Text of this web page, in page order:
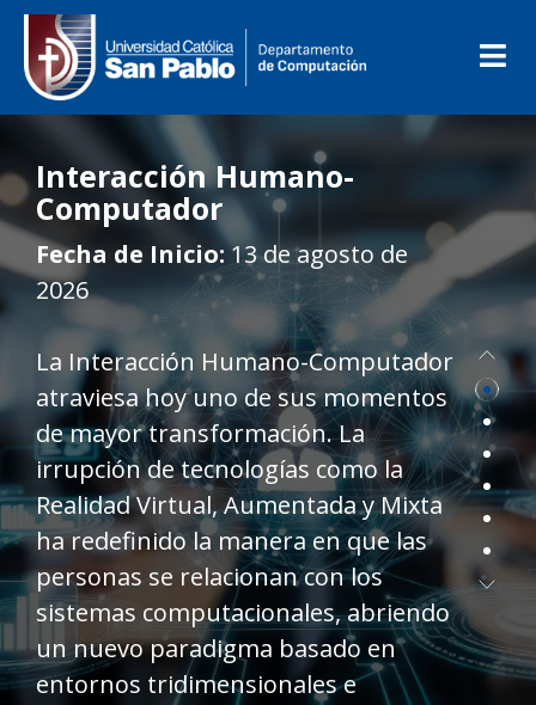
InteracciónHumano-
Computador
Fecha de Inicio: 13 de agosto de
2026
La Interacción Humano-Computador
atraviesa hoy uno de sus momentos
de mayor transformación. La
irrupción de tecnologías como la
Realidad Virtual, Aumentada y Mixta
ha redefinido la manera en que las
personas se relacionan con los
sistemas computacionales, abriendo
un nuevo paradigma basado en
entornos tridimensionales e